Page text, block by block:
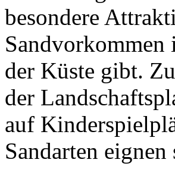
besondere
Sandvorkommen
der Küste gibt.
der
auf
Sandarten